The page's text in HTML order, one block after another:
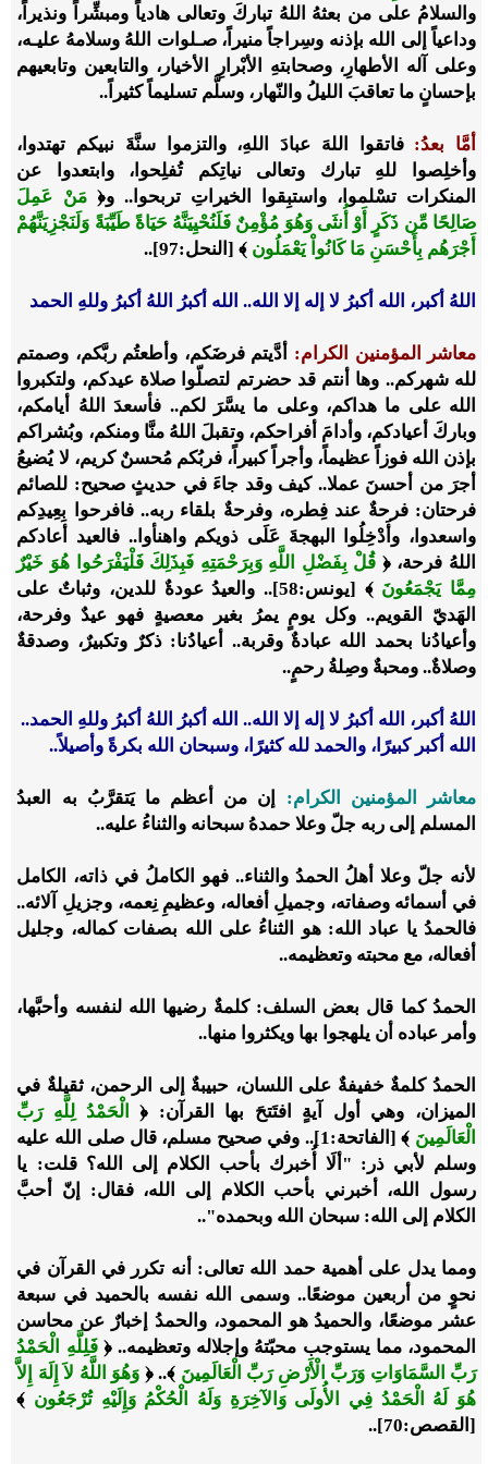
والسلامُ على من بعثهُ اللهُ تباركَ وتعالى هادياً ومبشِّراً ونذيراً،
وداعياً إلى الله بإذنه وسِراجاً منيراً، صـلوات اللهُ وسلامهُ عليـه،
وعلى آله الأطهارِ، وصحابتهِ الأبْرارِ الأخيار، والتابعين وتابعيهم
بإحسانٍ ما تعاقبَ الليلُ والنّهار، وسلَّم تسليماً كثيراً..
أمَّا بعدُ: فاتقوا اللهَ عبادَ اللهِ، والتزموا سنَّةَ نبيكم تهتدوا،
وأخلِصوا للهِ تبارك وتعالى نياتِكم تُفلِحوا، وابتعدوا عن
المنكرات تسْلموا، واستبِقوا الخيراتِ تربحوا.. و﴿مَنْ عَمِلَ
صَالِحًا مِّن ذَكَرٍ أَوْ أُنثَى وَهُوَ مُؤْمِنٌ فَلَنُحْيِيَنَّهُ حَيَاةً طَيِّبَةً وَلَنَجْزِيَنَّهُمْ
أَجْرَهُم بِأَحْسَنِ مَا كَانُواْ يَعْمَلُون ﴾ [النحل:97]..
اللهُ أكبر، الله أكبرُ لا إله إلا الله.. الله أكبرُ اللهُ أكبرُ وللهِ الحمد
معاشر المؤمنين الكرام:
أدَّيتم فرضَكم، وأطعتُم ربَّكم، وصمتم
لله شهركم.. وها أنتم قد حضرتم لتصلّوا صلاة عيدكم، ولتكبروا
الله على ما هداكم، وعلى ما يسَّرَ لكم.. فأسعدَ اللهُ أيامكم،
وباركَ أعيادكم، وأدامَ أفراحكم، وتقبلَ اللهُ منَّا ومنكم، وبُشراكم
بإذن الله فوزاً عظيماً، وأجراً كبيراً، فربُكم مُحسنٌ كريم، لا يُضيعُ
أجرَ من أحسنَ عملا.. كيف وقد جاءَ في حديثٍ صحيح: للصائم
فرحتان: فرحةٌ عند فِطره، وفرحةٌ بلقاء ربه.. فافرحوا بِعِيدِكم
واسعدوا، وأَدْخِلُوا البهجةَ عَلَى ذويكم واهنأوا.. فالعيد أعادكم
اللهُ فرحة، ﴿ قُلْ بِفَضْلِ اللَّهِ وَبِرَحْمَتِهِ فَبِذَلِكَ فَلْيَفْرَحُوا هُوَ خَيْرٌ
مِمَّا يَجْمَعُونَ
﴾ [يونس:58].. والعيدُ عودةٌ للدين، وثباتٌ على
الهَديّ القويم.. وكل يومٍ يمرُ بغير معصيةٍ فهو عيدٌ وفرحة،
وأعيادُنا بحمد الله عبادةٌ وقربة.. أعيادُنا: ذكرٌ وتكبيرٌ، وصدقةٌ
وصلاةٌ.. ومحبةٌ وصِلةُ رحمٍ..
اللهُ أكبر، الله أكبرُ لا إله إلا الله.. الله أكبرُ اللهُ أكبرُ وللهِ الحمد..
الله أكبر كبيرًا، والحمد لله كثيرًا، وسبحان الله بكرةً وأصيلاً..
معاشر المؤمنين الكرام: إن من أعظم ما يَتقرَّبُ به العبدُ
المسلم إلى ربه جلّ وعلا حمدهُ سبحانه والثناءُ عليه..
لأنه جلّ وعلا أهلُ الحمدُ والثناء.. فهو الكاملُ في ذاته، الكامل
في أسمائه وصفاته، وجميلِ أفعاله، وعظيمِ نِعمه، وجزيلِ آلائه..
فالحمدُ يا عباد الله: هو الثناءُ على الله بصفات كماله، وجليل
أفعاله، مع محبته وتعظيمه..
الحمدُ كما قال بعض السلف: كلمةٌ رضيها الله لنفسه وأحبَّها،
وأمر عباده أن يلهجوا بها ويكثروا منها..
الحمدُ كلمةٌ خفيفةٌ على اللسان، حبيبةٌ إلى الرحمن، ثقيلةٌ في
الميزان، وهي أول آيةٍ افتَتحَ بها القرآن: ﴿
الْحَمْدُ لِلَّهِ رَبِّ
الْعَالَمِينَ
﴾ [الفاتحة:1].. وفي صحيح مسلم، قال صلى الله عليه
وسلم لأبي ذر: "ألَا أُخبرك بأحب الكلام إلى الله؟ قلت: يا
رسول الله، أخبرني بأحب الكلام إلى الله، فقال: إنّ ‌أحبَّ
‌الكلام ‌إلى ‌الله: سبحان الله وبحمده"..
ومما يدل على أهمية حمد الله تعالى: أنه تكرر في القرآن في
نحوٍ من أربعين موضعًا.. وسمى الله نفسه بالحميد في سبعة
عشر موضعًا، والحميدُ هو المحمود، والحمدُ إخبارٌ عن محاسن
المحمود، مما يستوجب محبّتهُ وإجلاله وتعظيمه.. ﴿فَلِلَّهِ الْحَمْدُ
رَبِّ السَّمَاوَاتِ وَرَبِّ الْأَرْضِ رَبِّ الْعَالَمِينَ ﴾.. ﴿ وَهُوَ اللَّهُ لاَ إِلَهَ إِلاَّ
هُوَ لَهُ الْحَمْدُ فِي الأُولَى وَالآخِرَةِ وَلَهُ الْحُكْمُ وَإِلَيْهِ تُرْجَعُون ﴾
[القصص:70]..